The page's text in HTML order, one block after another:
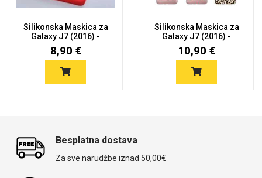
Silikonska Maskica za
Galaxy J7 (2016) -
Više...
8,90 €
Silikonska Maskica za
Galaxy J7 (2016) -
Šaren...
10,90 €
Besplatna dostava
Za sve narudžbe iznad 50,00€